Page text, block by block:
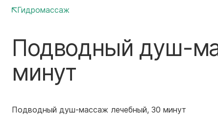
Гидромассаж
Подводный душ-
минут
Подводный душ-массаж лечебный, 30 минут